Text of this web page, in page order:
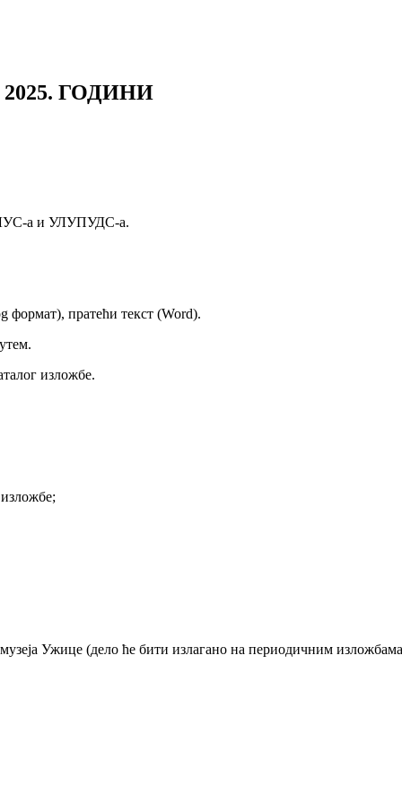
ГОДИНИ
а и УЛУПУДС-а.
формат), пратећи текст (Word).
изложбе.
Ужице (дело ће бити излагано на периодичним